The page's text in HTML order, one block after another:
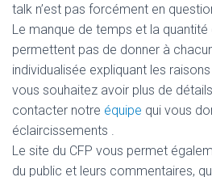
talk n’est pas forcément en
Le manque de temps et la
permettent pas de donner à
individualisée expliquant les
vous souhaitez avoir plus de
contacter notre équipe qui vous
éclaircissements .
Le site du CFP vous permet
du public et leurs commentaires,